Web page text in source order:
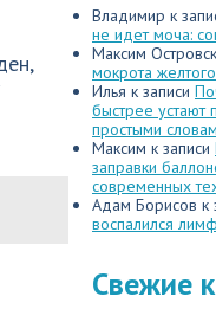
Владимир к
не идет моча:
Максим
мокрота
Илья к записи
быстрее
простыми
Максим к записи
заправки
современных
Адам Борисов к
воспалился
Свежие